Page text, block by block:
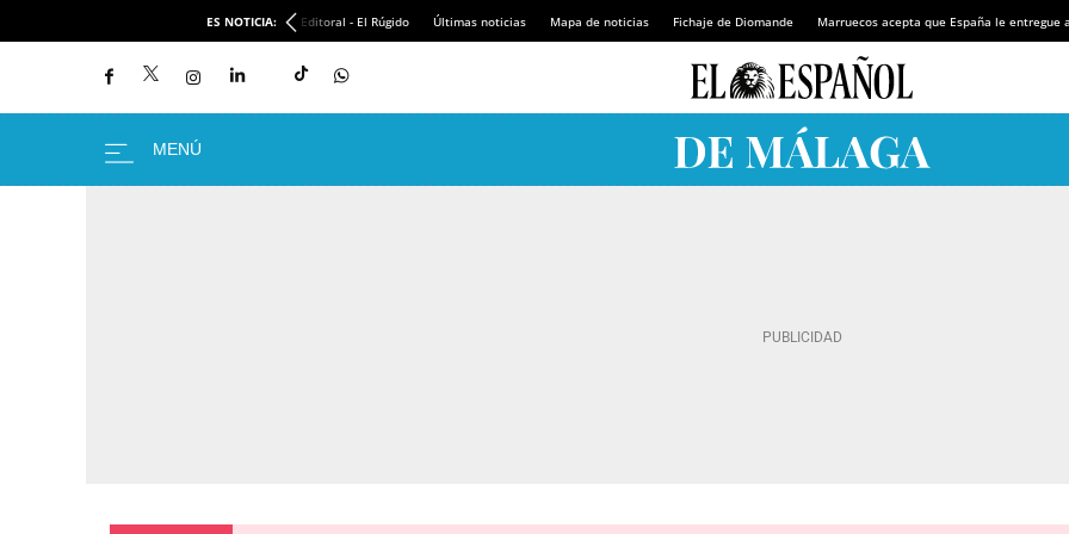
ES NOTICIA: Editoral - El Rúgido Últimas noticias Mapa de noticias Fichaje de Diomande Marruecos acepta que España le entregue